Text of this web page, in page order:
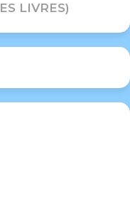
LIVRES)